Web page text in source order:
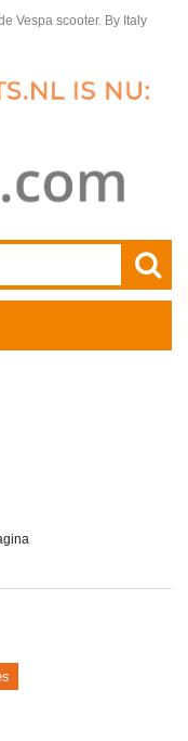
Vespa scooter. By Italy